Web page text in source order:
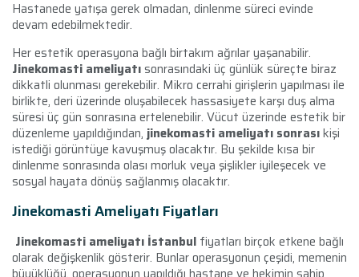
Hastanede yatışa gerek olmadan, dinlenme süreci evinde
devam edebilmektedir.
Her estetik operasyona bağlı birtakım ağrılar yaşanabilir.
Jinekomasti ameliyatısonrasındaki üç günlük süreçte biraz
dikkatli olunması gerekebilir. Mikro cerrahi girişlerin yapılması ile
birlikte, deri üzerinde oluşabilecek hassasiyete karşı duş alma
süresi üç gün sonrasına ertelenebilir. Vücut üzerinde estetik bir
düzenleme yapıldığından, jinekomasti ameliyatı sonrasıkişi
istediği görüntüye kavuşmuş olacaktır. Bu şekilde kısa bir
dinlenme sonrasında olası morluk veya şişlikler iyileşecek ve
sosyal hayata dönüş sağlanmış olacaktır.
Jinekomasti Ameliyatı Fiyatları
Jinekomasti ameliyatı İstanbul fiyatları birçok etkene bağlı
olarak değişkenlik gösterir. Bunlar operasyonun çeşidi, memenin